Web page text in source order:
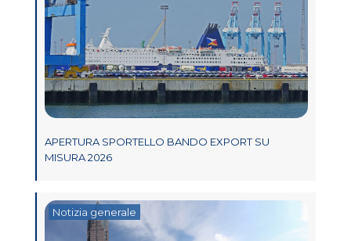
APERTURA SPORTELLO BANDO EXPORT SU
MISURA 2026
Notizia generale